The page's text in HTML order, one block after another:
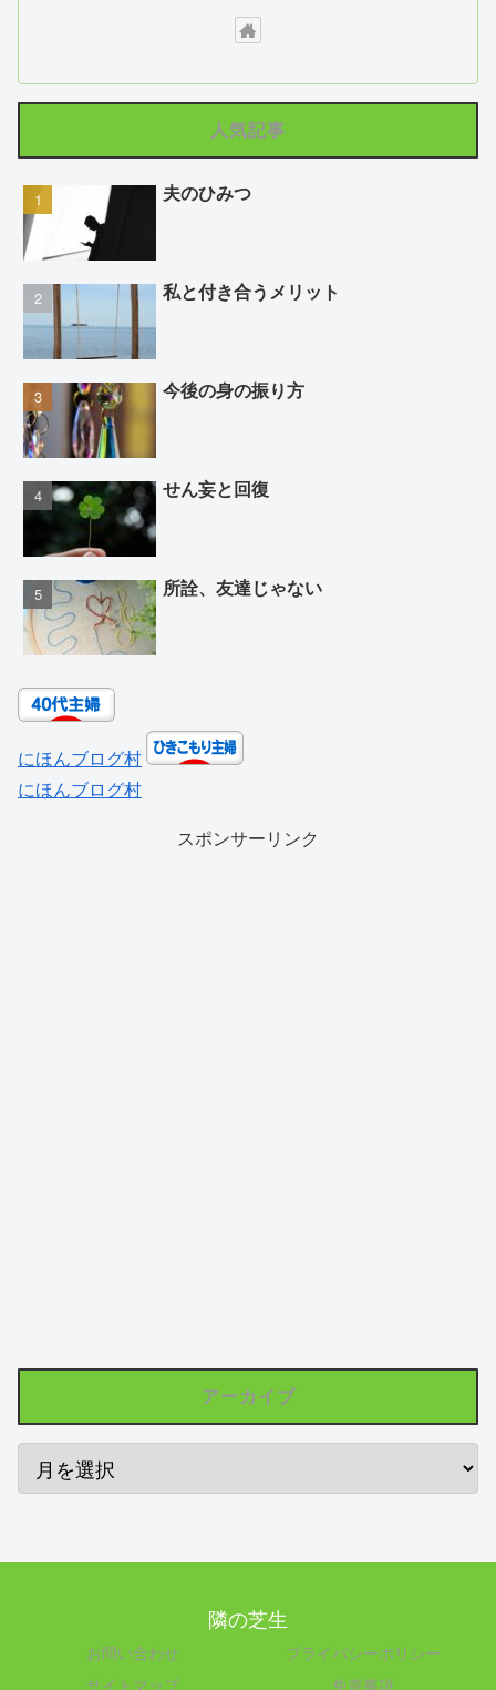
人気記事
夫のひみつ
私と付き合うメリット
今後の身の振り方
せん妄と回復
所詮、友達じゃない
にほんブログ村
にほんブログ村
スポンサーリンク
アーカイブ
隣の芝生
お問い合わせ
プライバシーポリシー
サイトマップ
免責事項